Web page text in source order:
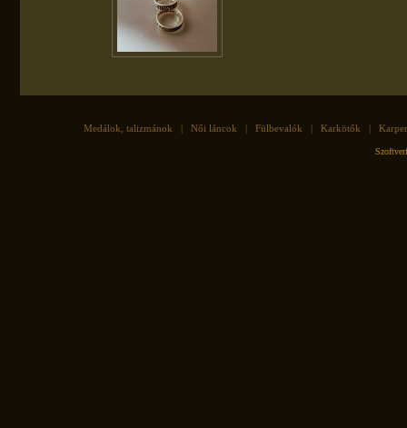
Medálok, talizmánok | Női láncok | Fülbevalók | Karkötők |